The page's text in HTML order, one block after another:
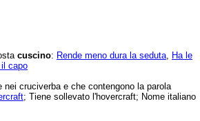
cuscino: Rende meno dura la seduta Ha le
capo
nei cruciverba e che contengono la parola
; Tiene sollevato l'hovercraft; Nome italiano